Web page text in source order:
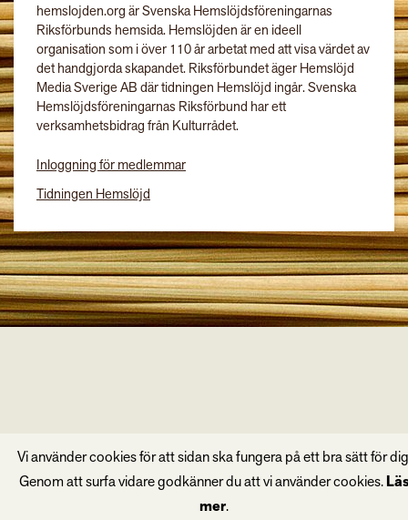
hemslojden.org är Svenska Hemslöjdsföreningarnas
Riksförbunds hemsida. Hemslöjden är en ideell
organisation som i över 110 år arbetat med att visa värdet av
det handgjorda skapandet. Riksförbundet äger Hemslöjd
Media Sverige AB där tidningen Hemslöjd ingår. Svenska
Hemslöjdsföreningarnas Riksförbund har ett
verksamhetsbidrag från Kulturrådet.
Inloggning för medlemmar
Tidningen Hemslöjd
Vi använder cookies för att sidan ska fungera på ett bra sätt för
Genom att surfa vidare godkänner du att vi använder cookies.
mer.